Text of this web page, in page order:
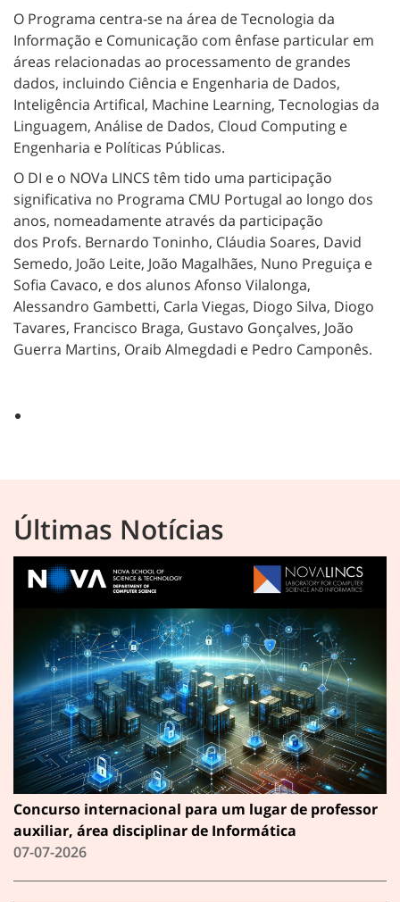
O Programa centra-se na área de Tecnologia da
Informação e Comunicação com ênfase particular em
áreas relacionadas ao processamento de grandes
dados, incluindo Ciência e Engenharia de Dados,
Inteligência Artifical, Machine Learning, Tecnologias da
Linguagem, Análise de Dados, Cloud Computing e
Engenharia e Políticas Públicas.
O DI e o NOVa LINCS têm tido uma participação
significativa no Programa CMU Portugal ao longo dos
anos, nomeadamente através da participação
dos Profs. Bernardo Toninho, Cláudia Soares, David
Semedo, João Leite, João Magalhães, Nuno Preguiça e
Sofia Cavaco, e dos alunos Afonso Vilalonga,
Alessandro Gambetti, Carla Viegas, Diogo Silva, Diogo
Tavares, Francisco Braga, Gustavo Gonçalves, João
Guerra Martins, Oraib Almegdadi e Pedro Camponês.
Últimas Notícias
Concurso internacional para um lugar de professor
auxiliar, área disciplinar de Informática
07-07-2026